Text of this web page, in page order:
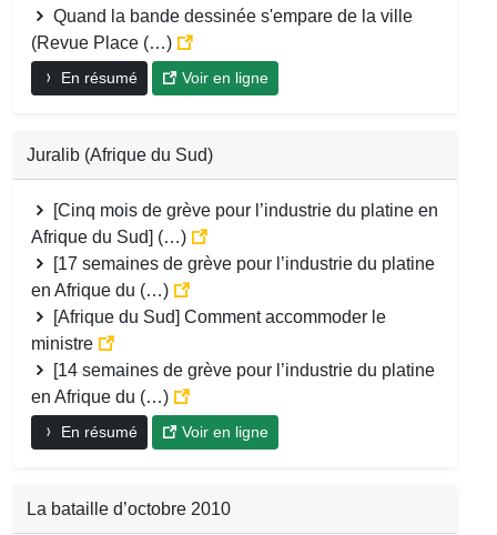
Quand la bande dessinée s'empare de la ville
(Revue Place (…)
En résumé Voir en ligne
Juralib (Afrique du Sud)
[Cinq mois de grève pour l’industrie du platine en
Afrique du Sud] (…)
[17 semaines de grève pour l’industrie du platine
en Afrique du (…)
[Afrique du Sud] Comment accommoder le
ministre
[14 semaines de grève pour l’industrie du platine
en Afrique du (…)
En résumé Voir en ligne
La bataille d’octobre 2010